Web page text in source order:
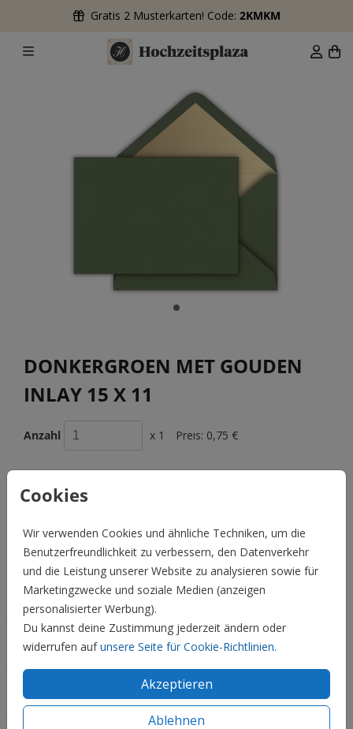
Gratis 2 Musterkarten! Code: 2KMKM
Cookies
Wir verwenden Cookies und ähnliche Techniken, um die
Benutzerfreundlichkeit zu verbessern, den Datenverkehr
und die Leistung unserer Website zu analysieren sowie für
Marketingzwecke und soziale Medien (anzeigen
personalisierter Werbung).
Du kannst deine Zustimmung jederzeit ändern oder
widerrufen aufunsere Seite für Cookie-Richtlinien.
Akzeptieren
Ablehnen
DONKERGROEN MET GOUDEN
INLAY 15 X 11
Anzahl x 1 Preis: 0,75 €
Donkergroen met gouden inlay 15 x 11
Preis:0,75 € für 1
Hochzeit
Familie & Feiertage
Informationen